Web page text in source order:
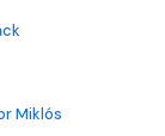
Miklós